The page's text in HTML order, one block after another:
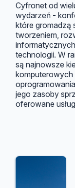
Cyfronet od
wydarzeń -
które gromadzą
tworzeniem,
technologii. W
są najnowsze
jego zasoby
oferowane